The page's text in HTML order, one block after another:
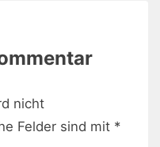
nicht
Felder sind mit *